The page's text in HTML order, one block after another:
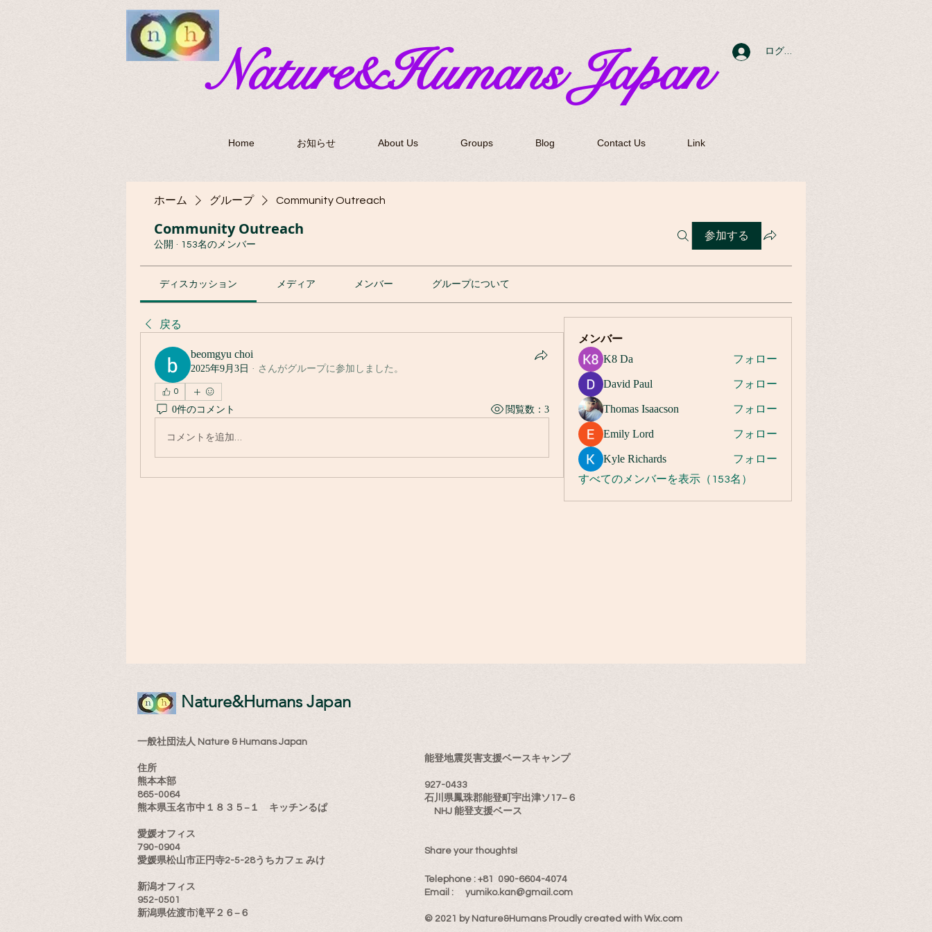
​Nature&Humans Japan ログイン
Home お知らせ About Us Groups Blog Contact Us Link
ホーム グループ Community Outreach
Community Outreach
公開 · 153名のメンバー
参加する
ディスカッション メディア メンバー グループについて
戻る
beomgyu choi
2025年9月3日 · さんがグループに参加しました。
0
0件のコメント 閲覧数：3
コメントを追加…
メンバー
K8 Da フォロー
David Paul フォロー
Thomas Isaacson フォロー
Emily Lord フォロー
Kyle Richards
フォロー
すべてのメンバーを表示（153名）
​Nature&Humans Japan
一般社団法人 Nature & Humans Japan
住所
熊本本部
865-0064
熊本県玉名市中１８３５−１ キッチンるぱ
愛媛オフィス
790-0904
愛媛県松山市正円寺2-5-28うちカフェ みけ
新潟オフィス
952-0501
新潟県佐渡市滝平２６−６
能登地震災害支援ベースキャンプ
927-0433
石川県鳳珠郡能登町宇出津ソ17−６
NHJ 能登支援ベース
Share your thoughts!
​Telephone : ​+81 090-6604-4074
Email : ​ yumiko.kan@gmail.com
© 2021 by Nature&Humans Proudly created with Wix.com